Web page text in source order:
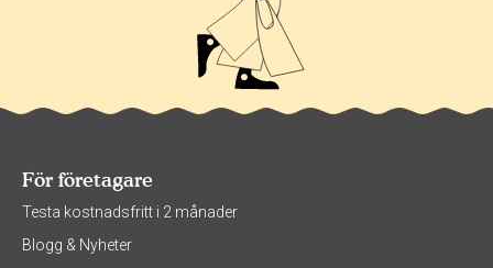
För företagare
Testa kostnadsfritt i 2 månader
Blogg & Nyheter